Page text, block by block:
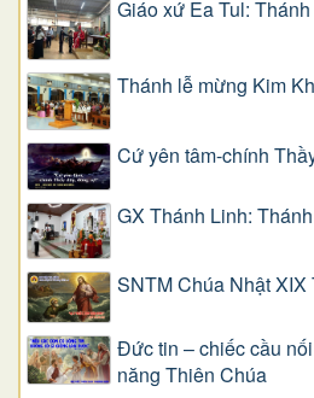
Giáo xứ Ea Tul:
Thánh lễ mừng Kim
Cứ yên tâm-chính
GX Thánh Linh:
SNTM Chúa Nhật
Đức tin – chiếc cầu
năng Thiên Chúa